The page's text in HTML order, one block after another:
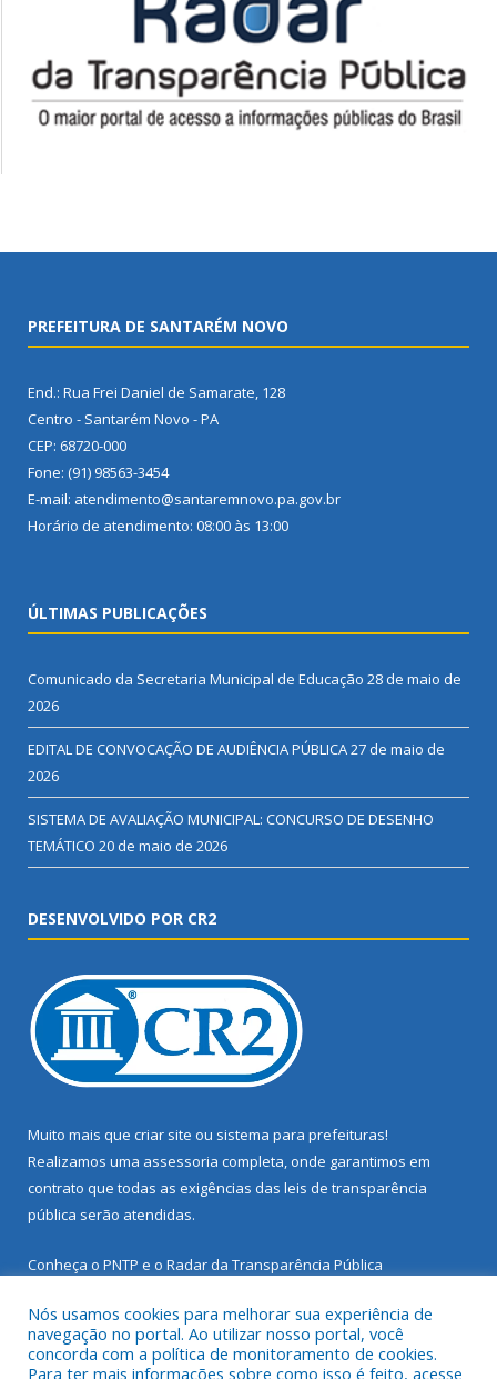
PREFEITURA DE SANTARÉM NOVO
End.: Rua Frei Daniel de Samarate, 128
Centro - Santarém Novo - PA
CEP: 68720-000
Fone: (91) 98563-3454
E-mail: atendimento@santaremnovo.pa.gov.br
Horário de atendimento: 08:00 às 13:00
ÚLTIMAS PUBLICAÇÕES
Comunicado da Secretaria Municipal de Educação 28 de maio de
2026
EDITAL DE CONVOCAÇÃO DE AUDIÊNCIA PÚBLICA27 de maio de
2026
SISTEMA DE AVALIAÇÃO MUNICIPAL: CONCURSO DE DESENHO
TEMÁTICO 20 de maio de 2026
DESENVOLVIDO POR CR2
Muito mais que criar site ou sistema para prefeituras!
Realizamos uma assessoria completa, onde garantimos em
contrato que todas as exigências das leis de transparência
pública serão atendidas.
Conheça o PNTP e o Radar da Transparência Pública
Nós usamos cookies para melhorar sua experiência de
navegação no portal. Ao utilizar nosso portal, você
concorda com a política de monitoramento de cookies.
Para ter mais informações sobre como isso é feito, acesse